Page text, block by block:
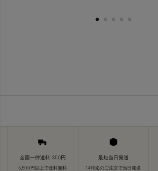
全国一律送料 350円
5,500円以上で送料無料
最短当日発送
14時迄のご注文で当日発送